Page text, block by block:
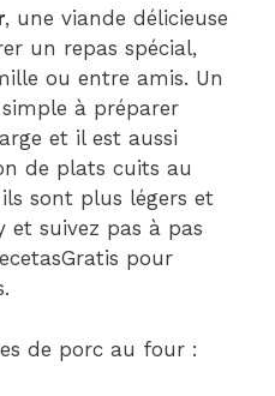
, une viande délicieuse
un repas spécial,
ou entre amis. Un
à préparer
et il est aussi
de plats cuits au
sont plus légers et
et suivez pas à pas
pour
de porc au four :